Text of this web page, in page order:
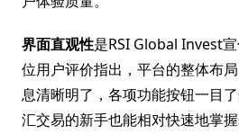
界面直观性是RSI Global Invest
位用户评价指出，平台的整体布
息清晰明了，各项功能按钮一目
汇交易的新手也能相对快速地掌